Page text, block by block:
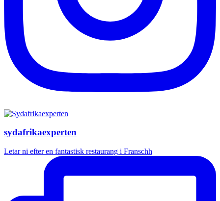
sydafrikaexperten
Letar ni efter en fantastisk restaurang i Franschh